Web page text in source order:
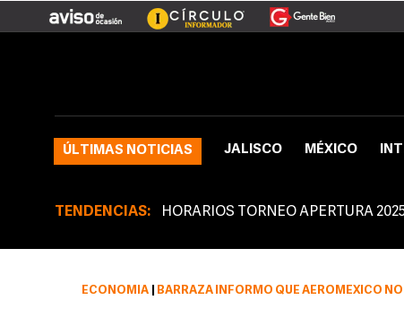
ÚLTIMAS NOTICIAS JALISCO MÉXICO
TENDENCIAS: HORARIOS TORNEO APERTURA
ECONOMÍA BARRAZA INFORMÓ QUE AEROMÉXICO NO